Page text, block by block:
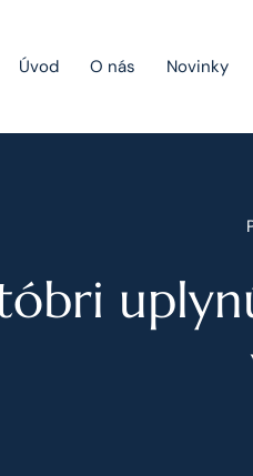
Úvod O nás Novinky
Fúzie a akvizície
Právo obchodných
Právo hospodárskej